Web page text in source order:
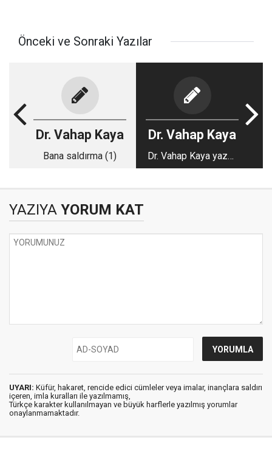
Önceki ve Sonraki Yazılar
Dr. Vahap Kaya
Bana saldırma (1)
Dr. Vahap Kaya
Dr. Vahap Kaya yazdı:
Bana saldırma (2)
YAZIYA YORUM KAT
UYARI: Küfür, hakaret, rencide edici cümleler veya imalar, inançlara saldırı
içeren, imla kuralları ile yazılmamış,
Türkçe karakter kullanılmayan ve büyük harflerle yazılmış yorumlar
onaylanmamaktadır.